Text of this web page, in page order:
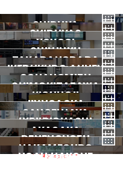
SHIBUYA
渋谷本店
SHIBUYA2
渋谷2号
YOYOGI
代々木
SHINJUKU
新宿
TAKADANOBABA
高田馬場
IKEBUKURO ANNEX
池袋ANNEX
OCHANOMIZU
御茶ノ水
SHIMOKITAZAWA
下北沢
KICHIJOJI
吉祥寺
JIYUGAOKA
自由が丘
SANGENJAYA
三軒茶屋
IKEJIRIOHASHI
池尻大橋
一時閉店中
AKASAKA
赤坂
DENENCHOFU
田園調布
NAKAMEGURO
中目黒
NOAH HAKONE